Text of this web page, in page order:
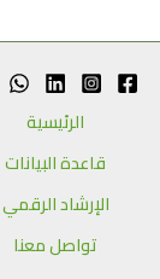
الرئيسية
قاعدة البيانات
الإرشاد الرقمي
تواصل معنا